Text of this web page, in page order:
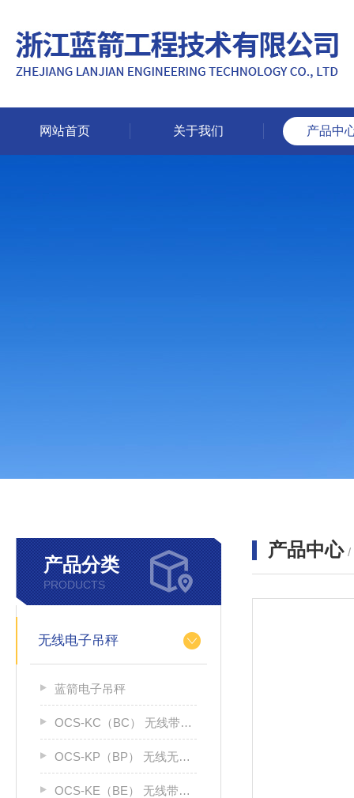
网站首页 关于我们 产品中
产品分类
PRODUCTS
无线电子吊秤
蓝箭电子吊秤
OCS-KC（BC） 无线带打印吊钩秤
OCS-KP（BP） 无线无打印吊钩称
OCS-KE（BE） 无线带大屏电子秤
产品中心 /